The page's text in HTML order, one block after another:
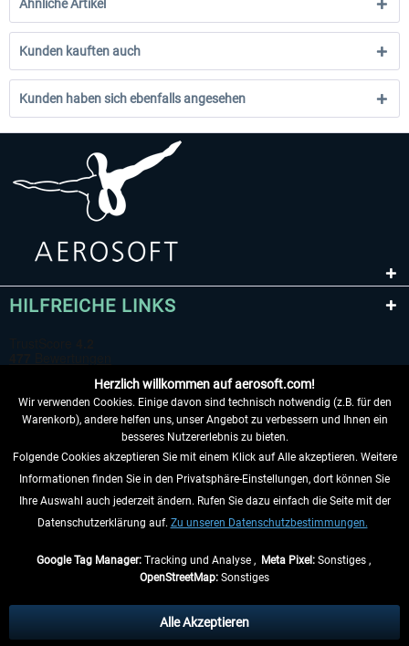
Ähnliche Artikel
Kunden kauften auch
Kunden haben sich ebenfalls angesehen
HILFREICHE LINKS
VERTRAG WIDERRUFEN
INFORMATIONEN
anders beschrieben.
** Gilt für Lieferungen innerhalb Deutschlands, Lieferzeiten für andere Länder
Herzlich willkommen auf aerosoft.com!
Wir verwenden Cookies. Einige davon sind technisch notwendig (z.B. für den
Warenkorb), andere helfen uns, unser Angebot zu verbessern und Ihnen ein
besseres Nutzererlebnis zu bieten.
Folgende Cookies akzeptieren Sie mit einem Klick auf Alle akzeptieren. Weitere
Informationen finden Sie in den Privatsphäre-Einstellungen, dort können Sie
Ihre Auswahl auch jederzeit ändern. Rufen Sie dazu einfach die Seite mit der
Datenschutzerklärung auf. Zu unseren Datenschutzbestimmungen.
Google Tag Manager:Tracking und Analyse , Meta Pixel:Sonstiges ,
OpenStreetMap: Sonstiges
Alle Akzeptieren